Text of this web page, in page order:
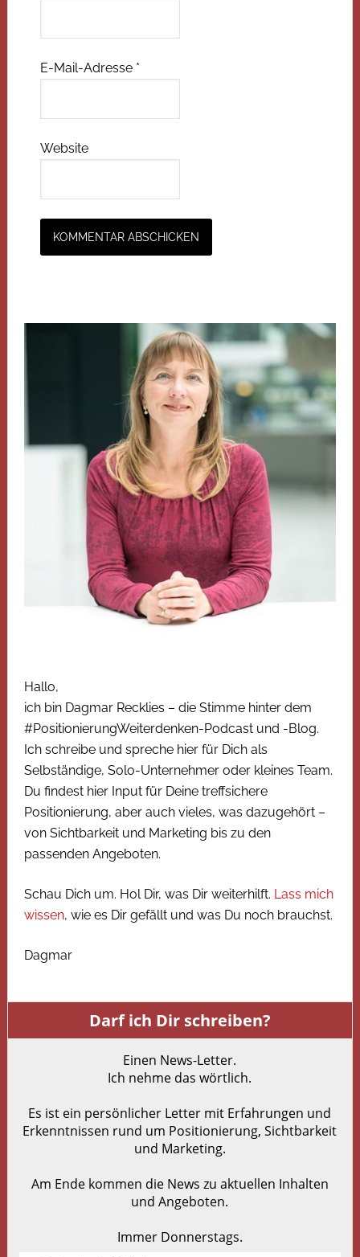
E-Mail-Adresse *
Website
Hallo,
ich bin Dagmar Recklies – die Stimme hinter dem
#PositionierungWeiterdenken-Podcast und -Blog.
Ich schreibe und spreche hier für Dich als
Selbständige, Solo-Unternehmer oder kleines Team.
Du findest hier Input für Deine treffsichere
Positionierung, aber auch vieles, was dazugehört –
von Sichtbarkeit und Marketing bis zu den
passenden Angeboten.
Schau Dich um. Hol Dir, was Dir weiterhilft. Lass mich
wissen, wie es Dir gefällt und was Du noch brauchst.
Dagmar
Darf ich Dir schreiben?
Einen News-Letter.
Ich nehme das wörtlich.
Es ist ein persönlicher Letter mit Erfahrungen und
Erkenntnissen rund um Positionierung, Sichtbarkeit
und Marketing.
Am Ende kommen die News zu aktuellen Inhalten
und Angeboten.
Immer Donnerstags.